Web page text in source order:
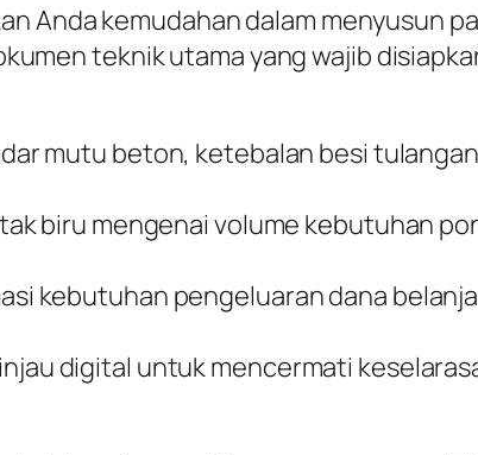
Anda kemudahan dalam menyusun
teknik utama yang wajib
mutu beton, ketebalan besi
biru mengenai volume kebutuhan
kebutuhan pengeluaran dana
digital untuk mencermati